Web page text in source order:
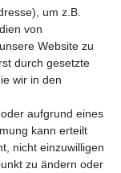
um z.B.
von
Website zu
durch gesetzte
wir in den
aufgrund eines
kann erteilt
nicht einzuwilligen
zu ändern oder